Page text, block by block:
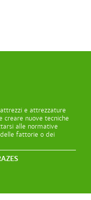
e attrezzature
creare nuove tecniche
alle normative
fattorie o dei